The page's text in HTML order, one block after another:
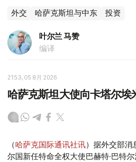
外交 哈萨克斯坦与中东 投资
叶尔兰 马赞
编译
21:53, 05 8月 2026
哈萨克斯坦大使向卡塔尔埃
（哈萨克国际通讯社讯）据外交部消
尔国新任特命全权大使巴赫特·巴特